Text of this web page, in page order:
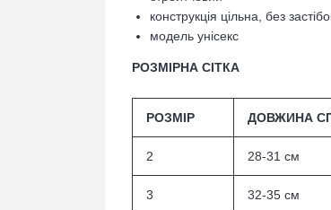
конструкція цільна, без
модель унісекс
РОЗМІРНА СІТКА
РОЗМІР ДОВЖИНА
2 28-31 см
3 32-35 см